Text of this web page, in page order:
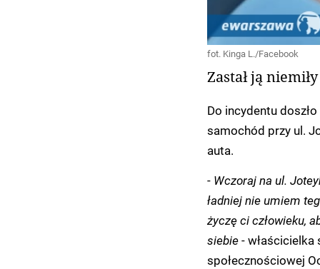
fot. Kinga L./Facebook
Zastał ją
Do incydentu
samochód przy ul.
auta.
-Wczoraj na ul.
ładniej nie umiem
życzę ci człowieku,
siebie-
społecznościowej